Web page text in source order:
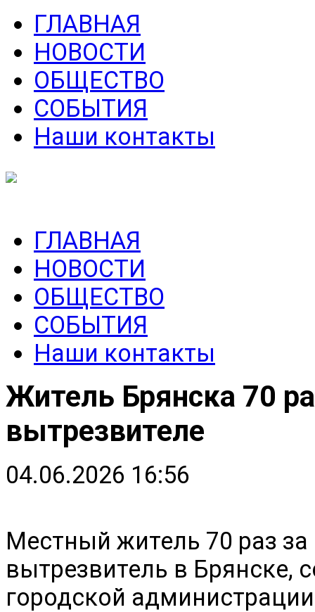
ГЛАВНАЯ
НОВОСТИ
ОБЩЕСТВО
СОБЫТИЯ
Наши контакты
ГЛАВНАЯ
НОВОСТИ
ОБЩЕСТВО
СОБЫТИЯ
Наши контакты
Житель Брянска 70
вытрезвителе
04.06.2026 16:56
Местный житель 70 раз
вытрезвитель в Брянске,
городской